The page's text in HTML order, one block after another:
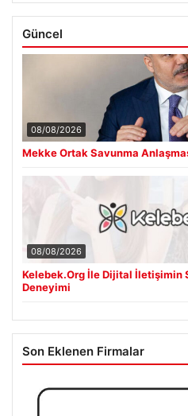
Güncel
08/08/2026
Mekke Ortak Savunma
08/08/2026
Kelebek.Org İle Dijital İletişimin
Deneyimi
Son Eklenen Firmalar